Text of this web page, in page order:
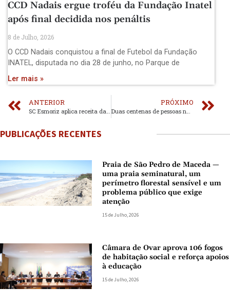
CCD Nadais ergue troféu da Fundação Inatel
após final decidida nos penáltis
8 de Julho, 2026
O CCD Nadais conquistou a final de Futebol da Fundação
INATEL, disputada no dia 28 de junho, no Parque de
Ler mais »
ANTERIOR PRÓXIMO
PUBLICAÇÕES RECENTES
Praia de São Pedro de Maceda —
uma praia seminatural, um
perímetro florestal sensível e um
problema público que exige
atenção
15 de Julho, 2026
Câmara de Ovar aprova 106 fogos
de habitação social e reforça apoios
à educação
15 de Julho, 2026